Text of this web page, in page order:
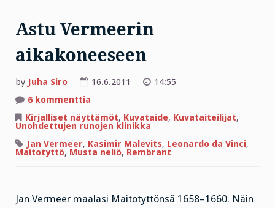
Astu Vermeerin
aikakoneeseen
by Juha Siro 16.6.2011
14:55
6 kommenttia
Vermeerin
aikakoneeseen
Kirjalliset näyttämöt, Kuvataide, Kuvataiteilijat,
Unohdettujen runojen klinikka
Jan Vermeer, Kasimir Malevits, Leonardo da Vinci,
Maitotyttö, Musta neliö, Rembrant
Jan Vermeer maalasi Maitotyttönsä 1658–1660. Näin